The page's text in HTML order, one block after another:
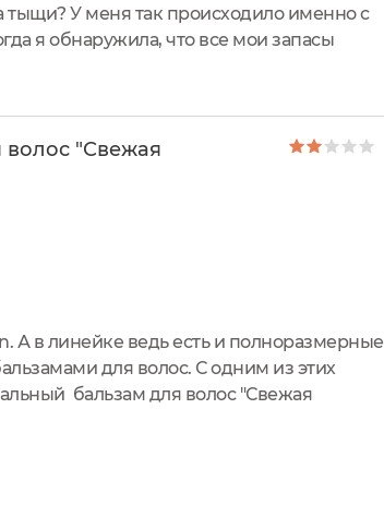
тыщи? У меня так происходило именно с
я обнаружила, что все мои запасы
"Свежая
А в линейке ведь есть и полноразмерные
для волос. С одним из этих
бальзам для волос "Свежая